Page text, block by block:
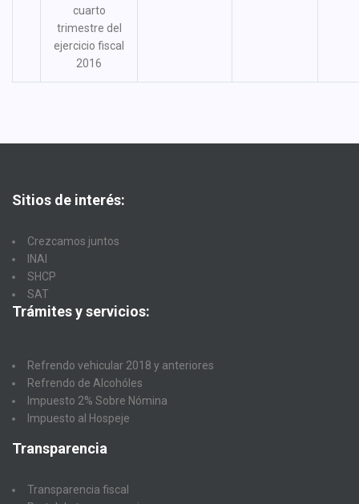
cuarto
trimestre del
ejercicio fiscal
2016
Sitios de interés:
Crezcamos juntos
INAI
SHCP
SAT
Trámites y servicios:
Refrendo vehicular 2018 y anteriores
Refrendo de Alcohóles
Impuesto 2% Sobre Nómina
Impuesto al Hospeje
Transparencia
Transparencia fiscal